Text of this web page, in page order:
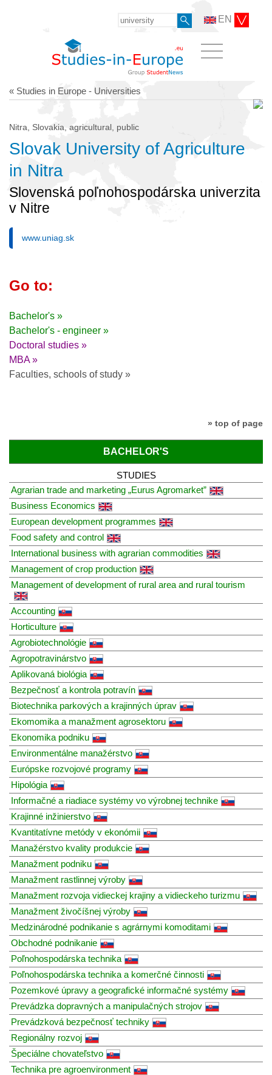
EN
« Studies in Europe - Universities
Nitra, Slovakia, agricultural, public
Slovak University of Agriculture
in Nitra
Slovenská poľnohospodárska univerzita
v Nitre
www.uniag.sk
Go to:
Bachelor's »
Bachelor's - engineer »
Doctoral studies »
MBA »
Faculties, schools of study »
» top of page
BACHELOR'S
STUDIES
Agrarian trade and marketing „Eurus Agromarket”
Business Economics
European development programmes
Food safety and control
International business with agrarian commodities
Management of crop production
Management of development of rural area and rural tourism
Accounting
Horticulture
Agrobiotechnológie
Agropotravinárstvo
Aplikovaná biológia
Bezpečnosť a kontrola potravín
Biotechnika parkových a krajinných úprav
Ekomomika a manažment agrosektoru
Ekonomika podniku
Environmentálne manažérstvo
Európske rozvojové programy
Hipológia
Informačné a riadiace systémy vo výrobnej technike
Krajinné inžinierstvo
Kvantitatívne metódy v ekonómii
Manažérstvo kvality produkcie
Manažment podniku
Manažment rastlinnej výroby
Manažment rozvoja vidieckej krajiny a vidieckeho turizmu
Manažment živočíšnej výroby
Medzinárodné podnikanie s agrárnymi komoditami
Obchodné podnikanie
Poľnohospodárska technika
Poľnohospodárska technika a komerčné činnosti
Pozemkové úpravy a geografické informačné systémy
Prevádzka dopravných a manipulačných strojov
Prevádzková bezpečnosť techniky
Regionálny rozvoj
Špeciálne chovateľstvo
Technika pre agroenvironment